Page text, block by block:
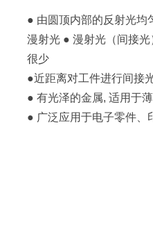
● 由圆顶内部的反射光均
漫射光 ● 漫射光（间接
很少
●近距离对工件进行间接
● 有光泽的金属, 适用于
● 广泛应用于电子零件、